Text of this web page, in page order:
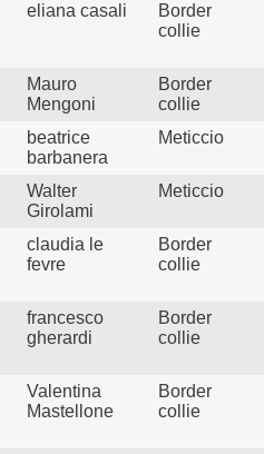
eliana casali
Border
collie
Mauro
Mengoni
Border
collie
beatrice
barbanera
Meticcio
Walter
Girolami
Meticcio
claudia le
fevre
Border
collie
francesco
gherardi
Border
collie
Valentina
Mastellone
Border
collie